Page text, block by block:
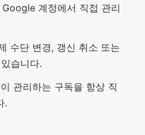
계정에서 직접 관리
수단 변경, 갱신 취소 또는
습니다.
관리하는 구독을 항상 직
.